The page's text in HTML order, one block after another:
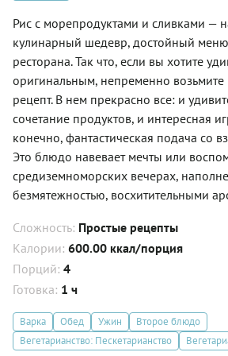
Рис с морепродуктами и сливками —
кулинарный шедевр, достойный
ресторана. Так что, если вы хотите
оригинальным, непременно возьмите
рецепт. В нем прекрасно все: и
сочетание продуктов, и интересная
конечно, фантастическая подача со
Это блюдо навевает мечты или
средиземноморских вечерах,
безмятежностью, восхитительными
Сложность: Простые рецепты
Калории: 600.00 ккал/порция
Порций: 4
Готовка: 1 ч
Варка Обед Ужин
Второе блюдо
Вегетарианство: Пескетарианство